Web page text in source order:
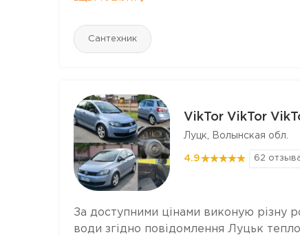
Сантехник
VikTor VikTor
Луцк, Волынская обл.
4.9 62
За доступними цінами виконую різну
води згідно повідомлення Луцьк тепло